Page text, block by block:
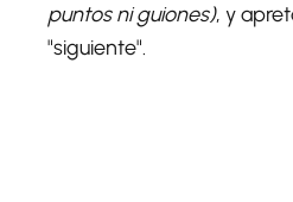
puntos ni guiones), y
"siguiente".